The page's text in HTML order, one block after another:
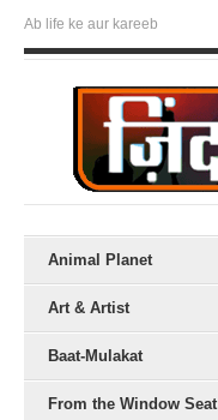
Ab life ke aur kareeb
Animal Planet
Art & Artist
Baat-Mulakat
From the Window Seat